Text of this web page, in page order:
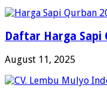
Daftar Harga Sapi
August 11, 2025